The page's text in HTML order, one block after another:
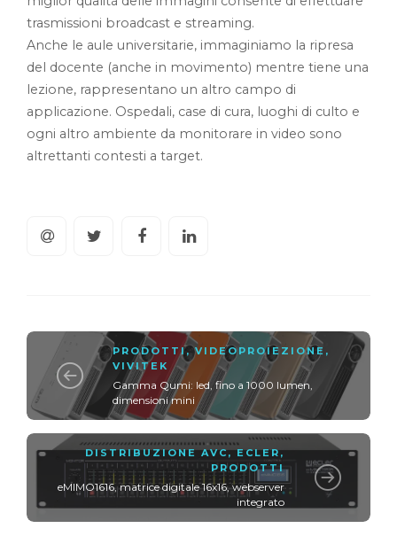
trasmissioni broadcast e streaming.
Anche le aule universitarie, immaginiamo la ripresa
del docente (anche in movimento) mentre tiene una
lezione, rappresentano un altro campo di
applicazione. Ospedali, case di cura, luoghi di culto e
ogni altro ambiente da monitorare in video sono
altrettanti contesti a target.
PRODOTTI,VIDEOPROIEZIONE ,
VIVITEK
Gamma Qumi: led, fino a 1000 lumen,
dimensioni mini
DISTRIBUZIONE AVC,ECLER,
PRODOTTI
eMIMO1616, matrice digitale 16x16, webserver
integrato